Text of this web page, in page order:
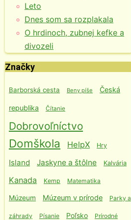
Leto
Dnes som sa rozplakala
O hrdinoch, zubnej kefke a
divozeli
Značky
Barborská cesta Beny píše Česká
republika Čítanie
Dobrovoľníctvo
Domškola HelpX Hry
Island Jaskyne a štôlne Kalvária
Kanada Kemp Matematika
Múzeum Múzeum v prírode Parky a
záhrady Písanie Poľsko Prírodné